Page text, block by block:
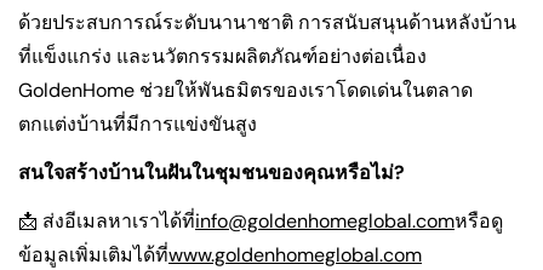
ด้วยประสบการณ์ระดับนานาชาติ การสนับสนุนด้านหลังบ้าน
ที่แข็งแกร่ง และนวัตกรรมผลิตภัณฑ์อย่างต่อเนื่อง
GoldenHome ช่วยให้พันธมิตรของเราโดดเด่นในตลาด
ตกแต่งบ้านที่มีการแข่งขันสูง
สนใจสร้างบ้านในฝันในชุมชนของคุณหรือไม่?
📩 ส่งอีเมลหาเราได้ที่info@goldenhomeglobal.comหรือดู
ข้อมูลเพิ่มเติมได้ที่www.goldenhomeglobal.com